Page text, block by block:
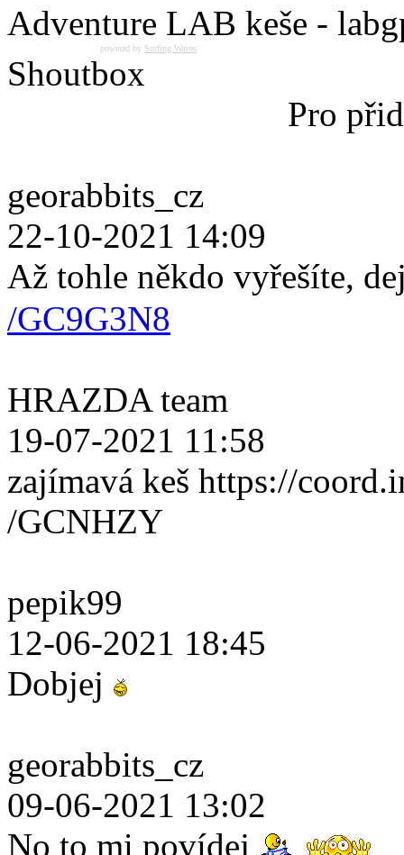
Adventure LAB keše -
powered by Surfing Waves
Shoutbox
Pro
georabbits_cz
22-10-2021 14:09
Až tohle někdo vyřešíte,
/GC9G3N8
HRAZDA team
19-07-2021 11:58
zajímavá keš https://
/GCNHZY
pepik99
12-06-2021 18:45
Dobjej
georabbits_cz
09-06-2021 13:02
No to mi povídej